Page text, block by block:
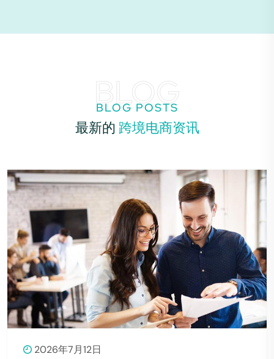
BLOG POSTS
最新的 跨境电商资讯
2026年7月12日